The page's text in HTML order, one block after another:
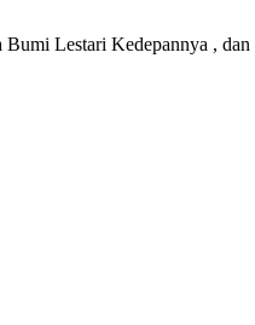
Lestari Kedepannya ,